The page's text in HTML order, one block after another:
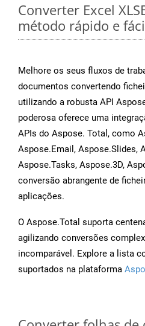
Converter Excel
método rápido e
Melhore os seus fluxos de
documentos convertendo
utilizando a robusta API
poderosa oferece uma
APIs do Aspose. Total, como
Aspose.Email, Aspose.Slides,
Aspose.Tasks, Aspose.3D,
conversão abrangente de
aplicações.
O Aspose.Total suporta
agilizando conversões
incomparável. Explore a lista
suportados na plataforma